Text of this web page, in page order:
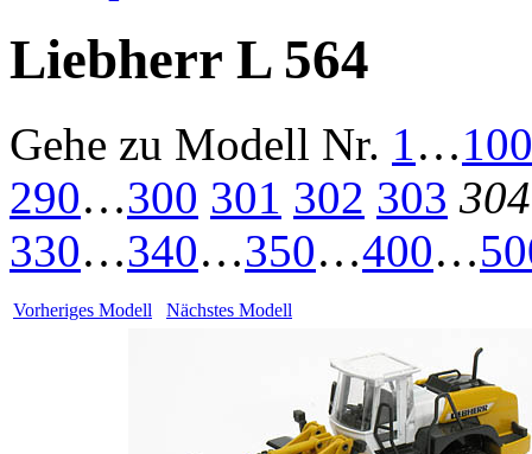
Liebherr L 564
Gehe zu Modell Nr. 1…100
290…300 301 302 303 304
330…340…350…400…
Vorheriges Modell Nächstes Modell